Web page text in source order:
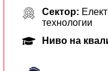
Сектор:
технологии
Ниво на